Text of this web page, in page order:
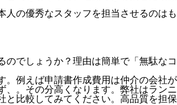
人の優秀なスタッフを担当させるのはも
のでしょうか？理由は簡単で「無駄なコ
。例えば申請書作成費用は仲介の会社が
、。その分高くなります。弊社はランニ
比較してみてください。 高品質を担保